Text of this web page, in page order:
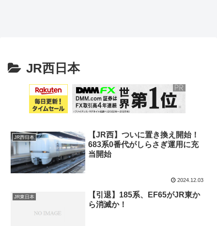
JR西日本
JR西日本
【JR西】ついに置き換え開始！
683系0番代がしらさぎ運用に充
当開始
2024.12.03
JR東日本
【引退】185系、EF65がJR東か
ら消滅か！